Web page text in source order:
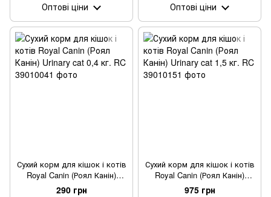
Оптові ціни
Оптові ціни
Сухий корм для кішок і котів
Royal Canin (Роял Канін)
Urinary cat 0,4 кг.
290 грн
Сухий корм для кішок і котів
Royal Canin (Роял Канін)
Urinary cat 1,5 кг.
975 грн